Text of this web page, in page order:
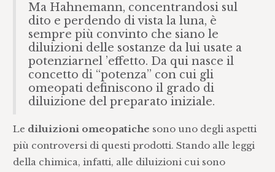
Ma Hahnemann, concentrandosi sul
dito e perdendo di vista la luna, è
sempre più convinto che siano le
diluizioni delle sostanze da lui usate a
potenziarnel ’effetto. Da qui nasce il
concetto di “potenza” con cui gli
omeopati definiscono il grado di
diluizione del preparato iniziale.
Le diluizioni omeopatiche sono uno degli aspetti
più controversi di questi prodotti. Stando alle leggi
della chimica, infatti, alle diluizioni cui sono